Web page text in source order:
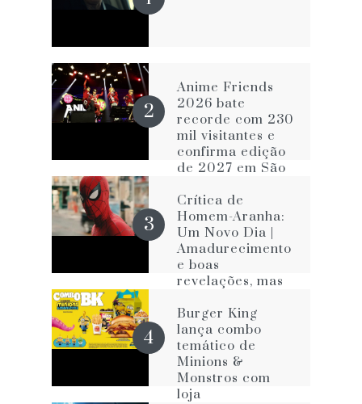
Anime Friends
2026 bate
recorde com 230
mil visitantes e
confirma edição
de 2027 em São
Crítica de
Homem-Aranha:
Um Novo Dia |
Amadurecimento
e boas
revelações, mas
vícios que o
impede de ser
melhor
Burger King
lança combo
temático de
Minions &
Monstros com
loja